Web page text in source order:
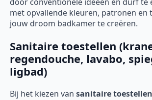
met opvallende kleuren, patronen en
jouw droom badkamer te creëren.
Sanitaire toestellen
regendouche, lavabo,
ligbad)
Bij het kiezen van sanitaire toestellen